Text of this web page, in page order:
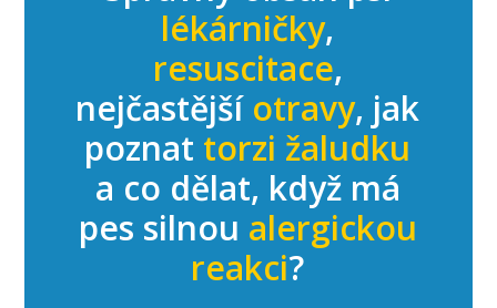
lékárničky,
resuscitace,
nejčastějšíotravy, jak
poznat torzi žaludku
a co dělat, když má
pes silnou alergickou
reakci?